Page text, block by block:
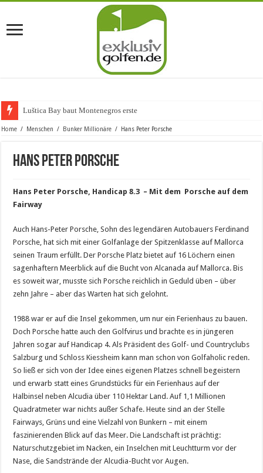
Luštica Bay baut Montenegros erste Golf-Co
Home / Menschen / Bunker Millionäre / Hans Peter Porsche
Hans Peter Porsche
Hans Peter Porsche, Handicap 8.3 – Mit dem Porsche auf dem
Fairway
Auch Hans-Peter Porsche, Sohn des legendären Autobauers Ferdinand
Porsche, hat sich mit einer Golfanlage der Spitzenklasse auf Mallorca
seinen Traum erfüllt. Der Porsche Platz bietet auf 16 Löchern einen
sagenhaftern Meerblick auf die Bucht von Alcanada auf Mallorca. Bis
es soweit war, musste sich Porsche reichlich in Geduld üben – über
zehn Jahre – aber das Warten hat sich gelohnt.
1988 war er auf die Insel gekommen, um nur ein Ferienhaus zu bauen.
Doch Porsche hatte auch den Golfvirus und brachte es in jüngeren
Jahren sogar auf Handicap 4. Als Präsident des Golf- und Countryclubs
Salzburg und Schloss Kiessheim kann man schon von Golfaholic reden.
So ließ er sich von der Idee eines eigenen Platzes schnell begeistern
und erwarb statt eines Grundstücks für ein Ferienhaus auf der
Halbinsel neben Alcudia über 110 Hektar Land. Auf 1,1 Millionen
Quadratmeter war nichts außer Schafe. Heute sind an der Stelle
Fairways, Grüns und eine Vielzahl von Bunkern – mit einem
faszinierenden Blick auf das Meer. Die Landschaft ist prächtig:
Naturschutzgebiet im Nacken, ein Inselchen mit Leuchtturm vor der
Nase, die Sandstrände der Alcudia-Bucht vor Augen.